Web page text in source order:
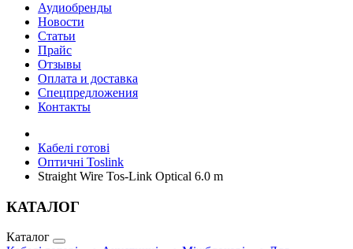
Аудиобренды
Новости
Статьи
Прайс
Отзывы
Оплата и доставка
Спецпредложения
Контакты
Кабелі готові
Оптичні Toslink
Straight Wire Tos-Link Optical 6.0 m
КАТАЛОГ
Каталог